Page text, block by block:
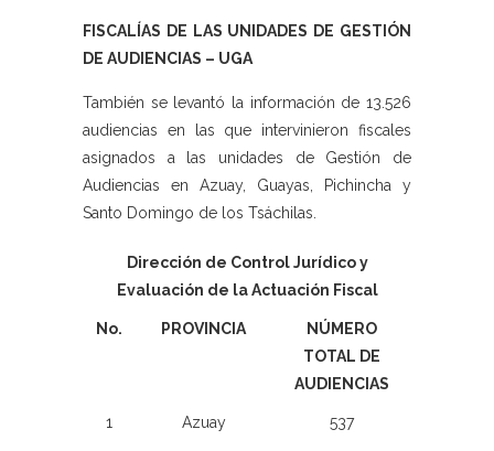
FISCALÍAS DE LAS UNIDADES DE GESTIÓN
DE AUDIENCIAS – UGA
También se levantó la información de 13.526
audiencias en las que intervinieron fiscales
asignados a las unidades de Gestión de
Audiencias en Azuay, Guayas, Pichincha y
Santo Domingo de los Tsáchilas.
Dirección de Control Jurídico y
Evaluación de la Actuación Fiscal
No. PROVINCIA
NÚMERO
TOTAL DE
AUDIENCIAS
1 Azuay 537